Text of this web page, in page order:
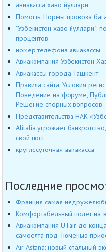
авиакасса хаво йуллари
Помощь. Нормы провоза
"Узбекистон хаво йуллари":
процентов
номер телефона авиакассы
Авиакомпания Узбекистон
Авиакассы города Ташкент
Правила сайта, Условия
Поведение на форуме,
Решение спорных вопросов
Представительства НАК
Alitalia угрожает
свой пост
круглосуточная авиакасса
Последние
Франция самая
Комфортабельный полет на
Авиакомпания UTair до
самоелта под Тюменью
Air Astana: новый спальный